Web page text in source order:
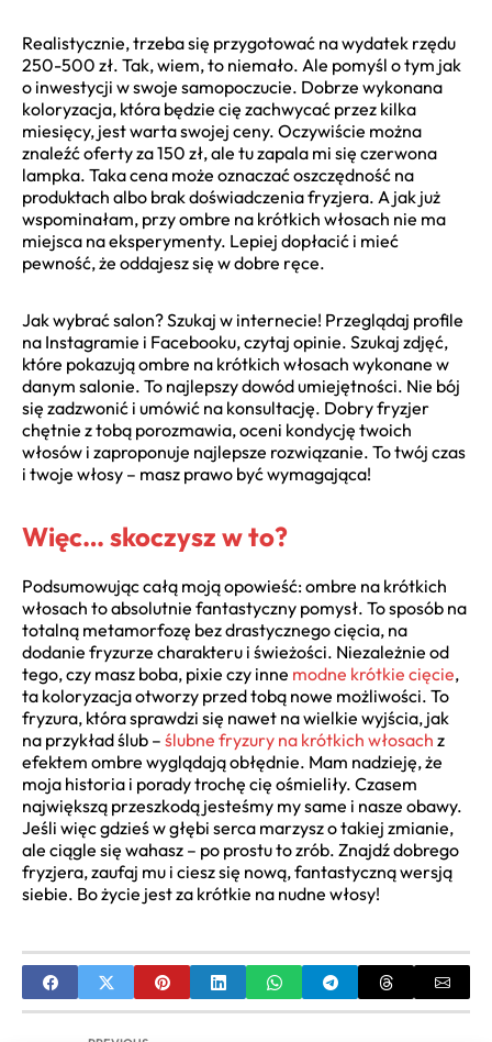
Realistycznie, trzeba się przygotować na wydatek rzędu
250-500 zł. Tak, wiem, to niemało. Ale pomyśl o tym jak
o inwestycji w swoje samopoczucie. Dobrze wykonana
koloryzacja, która będzie cię zachwycać przez kilka
miesięcy, jest warta swojej ceny. Oczywiście można
znaleźć oferty za 150 zł, ale tu zapala mi się czerwona
lampka. Taka cena może oznaczać oszczędność na
produktach albo brak doświadczenia fryzjera. A jak już
wspominałam, przy ombre na krótkich włosach nie ma
miejsca na eksperymenty. Lepiej dopłacić i mieć
pewność, że oddajesz się w dobre ręce.
Jak wybrać salon? Szukaj w internecie! Przeglądaj profile
na Instagramie i Facebooku, czytaj opinie. Szukaj zdjęć,
które pokazują ombre na krótkich włosach wykonane w
danym salonie. To najlepszy dowód umiejętności. Nie bój
się zadzwonić i umówić na konsultację. Dobry fryzjer
chętnie z tobą porozmawia, oceni kondycję twoich
włosów i zaproponuje najlepsze rozwiązanie. To twój czas
i twoje włosy – masz prawo być wymagająca!
Więc… skoczysz w to?
Podsumowując całą moją opowieść: ombre na krótkich
włosach to absolutnie fantastyczny pomysł. To sposób na
totalną metamorfozę bez drastycznego cięcia, na
dodanie fryzurze charakteru i świeżości. Niezależnie od
tego, czy masz boba, pixie czy inne modne krótkie cięcie,
ta koloryzacja otworzy przed tobą nowe możliwości. To
fryzura, która sprawdzi się nawet na wielkie wyjścia, jak
na przykład ślub – ślubne fryzury na krótkich włosach z
efektem ombre wyglądają obłędnie. Mam nadzieję, że
moja historia i porady trochę cię ośmieliły. Czasem
największą przeszkodą jesteśmy my same i nasze obawy.
Jeśli więc gdzieś w głębi serca marzysz o takiej zmianie,
ale ciągle się wahasz – po prostu to zrób. Znajdź dobrego
fryzjera, zaufaj mu i ciesz się nową, fantastyczną wersją
siebie. Bo życie jest za krótkie na nudne włosy!